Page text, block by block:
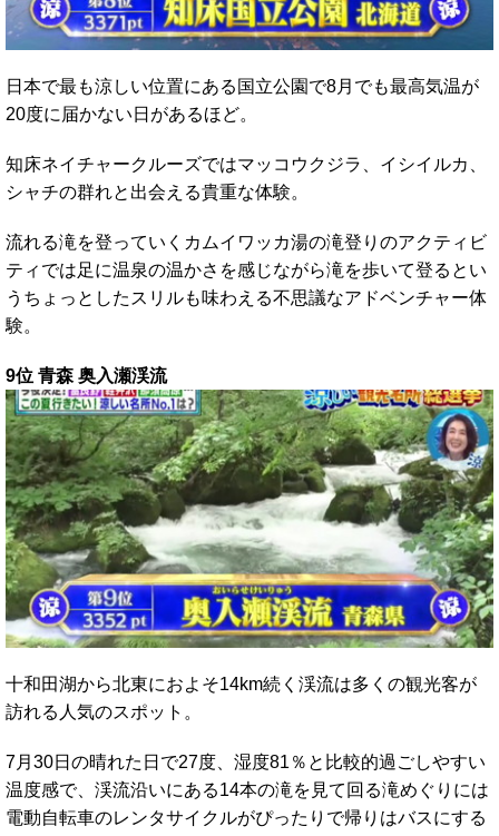
日本で最も涼しい位置にある国立公園で8月でも最高気温が
20度に届かない日があるほど。
知床ネイチャークルーズではマッコウクジラ、イシイルカ、
シャチの群れと出会える貴重な体験。
流れる滝を登っていくカムイワッカ湯の滝登りのアクティビ
ティでは足に温泉の温かさを感じながら滝を歩いて登るとい
うちょっとしたスリルも味わえる不思議なアドベンチャー体
験。
9位 青森 奥入瀬渓流
十和田湖から北東におよそ14km続く渓流は多くの観光客が
訪れる人気のスポット。
7月30日の晴れた日で27度、湿度81％と比較的過ごしやすい
温度感で、渓流沿いにある14本の滝を見て回る滝めぐりには
電動自転車のレンタサイクルがぴったりで帰りはバスにする